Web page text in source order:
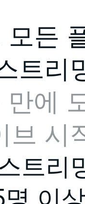
든
트리
만에
브 시
트리